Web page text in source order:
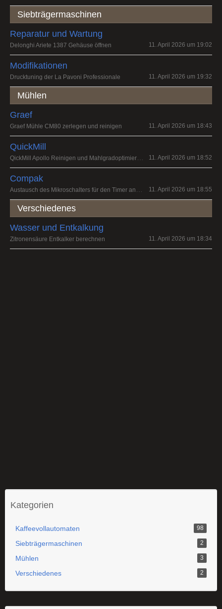
Siebträgermaschinen
Reparatur und Wartung
Delonghi Ariete 1387 Gehäuse öffnen 11. April 2026 um 19:02
Modifikationen
Drucktuning der La Pavoni Professionale 11. April 2026 um 19:32
Mühlen
Graef
Graef Mühle CM80 zerlegen und reinigen 11. April 2026 um 18:43
QuickMill
11. April 2026 um 18:52
Compak
11. April 2026 um 18:55
Verschiedenes
Wasser und Entkalkung
Zitronensäure Entkalker berechnen 11. April 2026 um 18:34
Kategorien
Kaffeevollautomaten 98
Siebträgermaschinen 2
Mühlen 3
Verschiedenes 2